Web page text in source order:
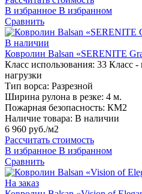
В избранное В избранном
Сравнить
В наличии
Ковролин Balsan «SERENITE
Класс использования: 33 Класс -
нагрузки
Тип ворса: Разрезной
Ширина рулона в резке: 4 м.
Пожарная безопасность: КМ2
Наличие товара: В наличии
6 960 руб./м2
Рассчитать стоимость
В избранное В избранном
Сравнить
На заказ